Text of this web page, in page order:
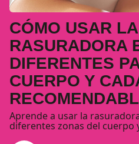
CÓMO USAR LA
RASURADORA
DIFERENTES
CUERPO Y
Aprende a usar la
diferentes zonas del cuerpo